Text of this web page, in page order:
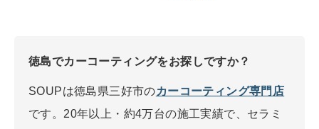
徳島でカーコーティングをお探しですか？
SOUPは徳島県三好市のカーコーティング専門店
です。20年以上・約4万台の施工実績で、セラミ